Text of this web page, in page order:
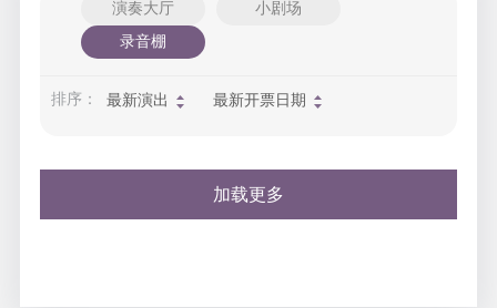
演奏大厅
小剧场
录音棚
排序： 最新演出 最新开票日期
加载更多